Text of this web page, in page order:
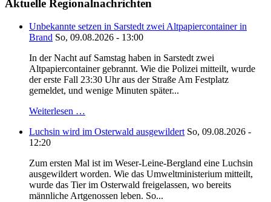
Aktuelle Regionalnachrichten
Unbekannte setzen in Sarstedt zwei Altpapiercontainer in
Brand So, 09.08.2026 - 13:00
In der Nacht auf Samstag haben in Sarstedt zwei
Altpapiercontainer gebrannt. Wie die Polizei mitteilt, wurde
der erste Fall 23:30 Uhr aus der Straße Am Festplatz
gemeldet, und wenige Minuten später...
Weiterlesen …
Luchsin wird im Osterwald ausgewildert So, 09.08.2026 -
12:20
Zum ersten Mal ist im Weser-Leine-Bergland eine Luchsin
ausgewildert worden. Wie das Umweltministerium mitteilt,
wurde das Tier im Osterwald freigelassen, wo bereits
männliche Artgenossen leben. So...